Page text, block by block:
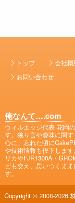
トップ 会社
お問い合わせ
俺なんて….com
ウィルエッジ代表 花岡
す。独り言や趣味に関
心に、忘れた頃に
や技術情報も投下しま
リカやFJR1300A・
ども交え、思いつくまま
す。
Copyright © 2008-2026